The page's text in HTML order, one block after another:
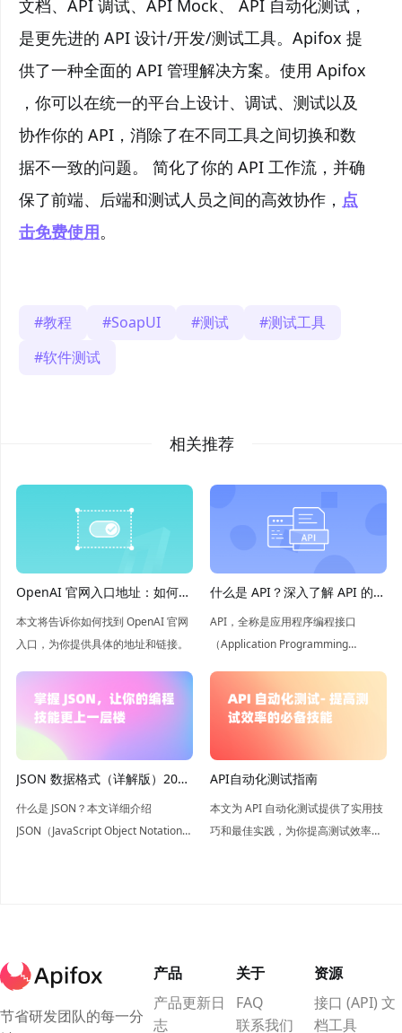
文档、API 调试、API Mock、 API 自动化测试，
是更先进的 API 设计/开发/测试工具。Apifox 提
供了一种全面的 API 管理解决方案。使用 Apifox
，你可以在统一的平台上设计、调试、测试以及
协作你的 API，消除了在不同工具之间切换和数
据不一致的问题。 简化了你的 API 工作流，并确
保了前端、后端和测试人员之间的高效协作， 点
击免费使用。
教程 SoapUI 测试
测试工具
软件测试
相关推荐
OpenAI 官网入口地址：如何轻
松找到
本文将告诉你如何找到 OpenAI 官网
入口，为你提供具体的地址和链接。
什么是 API？深入了解 API 的概
念和应用
API，全称是应用程序编程接口
（Application Programming
互的桥梁，简单来说API就是让不同
的软件系统能够相互“对话”的工具。
JSON 数据格式（详解版）2026
年最新介绍
什么是 JSON？本文详细介绍
JSON（JavaScript Object Notation）
API自动化测试指南
本文为 API 自动化测试提供了实用技
巧和最佳实践，为你提高测试效率提
节省研发团队的每一分
产品
产品更新日
志
关于
FAQ
联系我们
资源
接口 (API) 文
档工具